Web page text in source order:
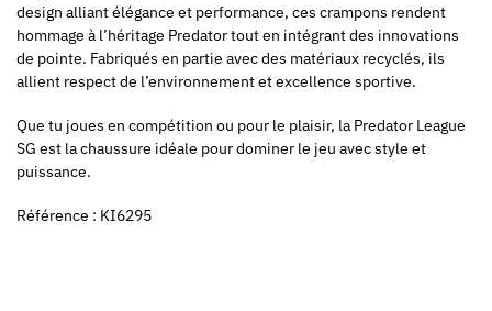
design alliant élégance et performance, ces crampons rendent
hommage à l’héritage Predator tout en intégrant des innovations
de pointe. Fabriqués en partie avec des matériaux recyclés, ils
allient respect de l’environnement et excellence sportive.
Que tu joues en compétition ou pour le plaisir, la Predator League
SG est la chaussure idéale pour dominer le jeu avec style et
puissance.
Référence : KI6295